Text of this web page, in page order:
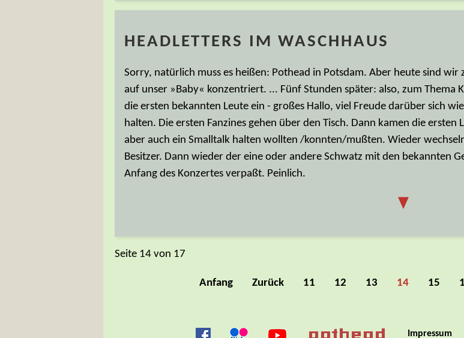
HEADLETTERS IM WASCHHAUS
Sorry, natürlich muss es heißen: Pothead in Potsdam. Aber heute sind
auf unser »Baby« konzentriert. ... Fünf Stunden später: also, zum
die ersten bekannten Leute ein - großes Hallo, viel Freude darüber sich
halten. Die ersten Fanzines gehen über den Tisch. Dann kamen die
aber auch ein Smalltalk halten wollten /konnten/mußten. Wieder
Besitzer. Dann wieder der eine oder andere Schwatz mit den bekannten
Anfang des Konzertes verpaßt. Peinlich.
▼
Seite 14 von 17
Anfang Zurück 11 12 13 14 15
Impressum